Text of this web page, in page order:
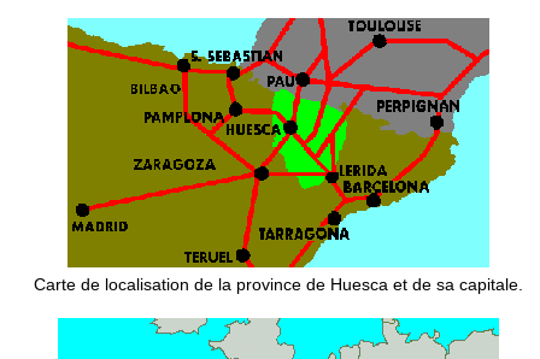
Carte de localisation de la province de Huesca et de sa capitale.